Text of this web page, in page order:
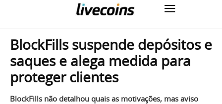
BlockFills suspende depósitos e
saques e alega medida para
proteger clientes
BlockFills não detalhou quais as motivações, mas aviso